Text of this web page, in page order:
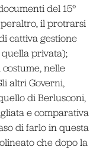
del 15°
peraltro, il protrarsi
cattiva gestione
privata);
nelle
altri Governi,
di Berlusconi,
e comparativa
di farlo in questa
che dopo la